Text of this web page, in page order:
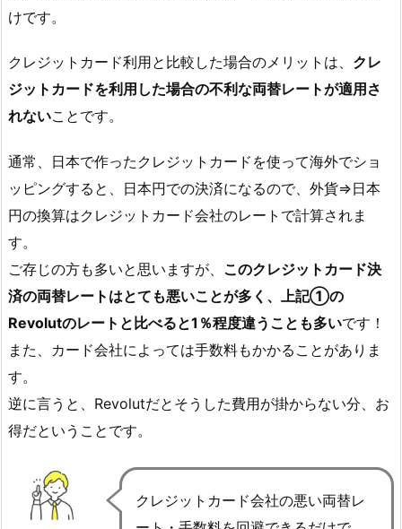
けです。
クレジットカード利用と比較した場合のメリットは、 クレ
ジットカードを利用した場合の不利な両替レートが適用さ
れないことです。
通常、日本で作ったクレジットカードを使って海外でショ
ッピングすると、日本円での決済になるので、外貨⇒日本
円の換算はクレジットカード会社のレートで計算されま
す。
ご存じの方も多いと思いますが、 このクレジットカード決
済の両替レートはとても悪いことが多く、上記①の
Revolutのレートと比べると1％程度違うことも多いです！
また、カード会社によっては手数料もかかることがありま
す。
逆に言うと、Revolutだとそうした費用が掛からない分、お
得だということです。
クレジットカード会社の悪い両替レ